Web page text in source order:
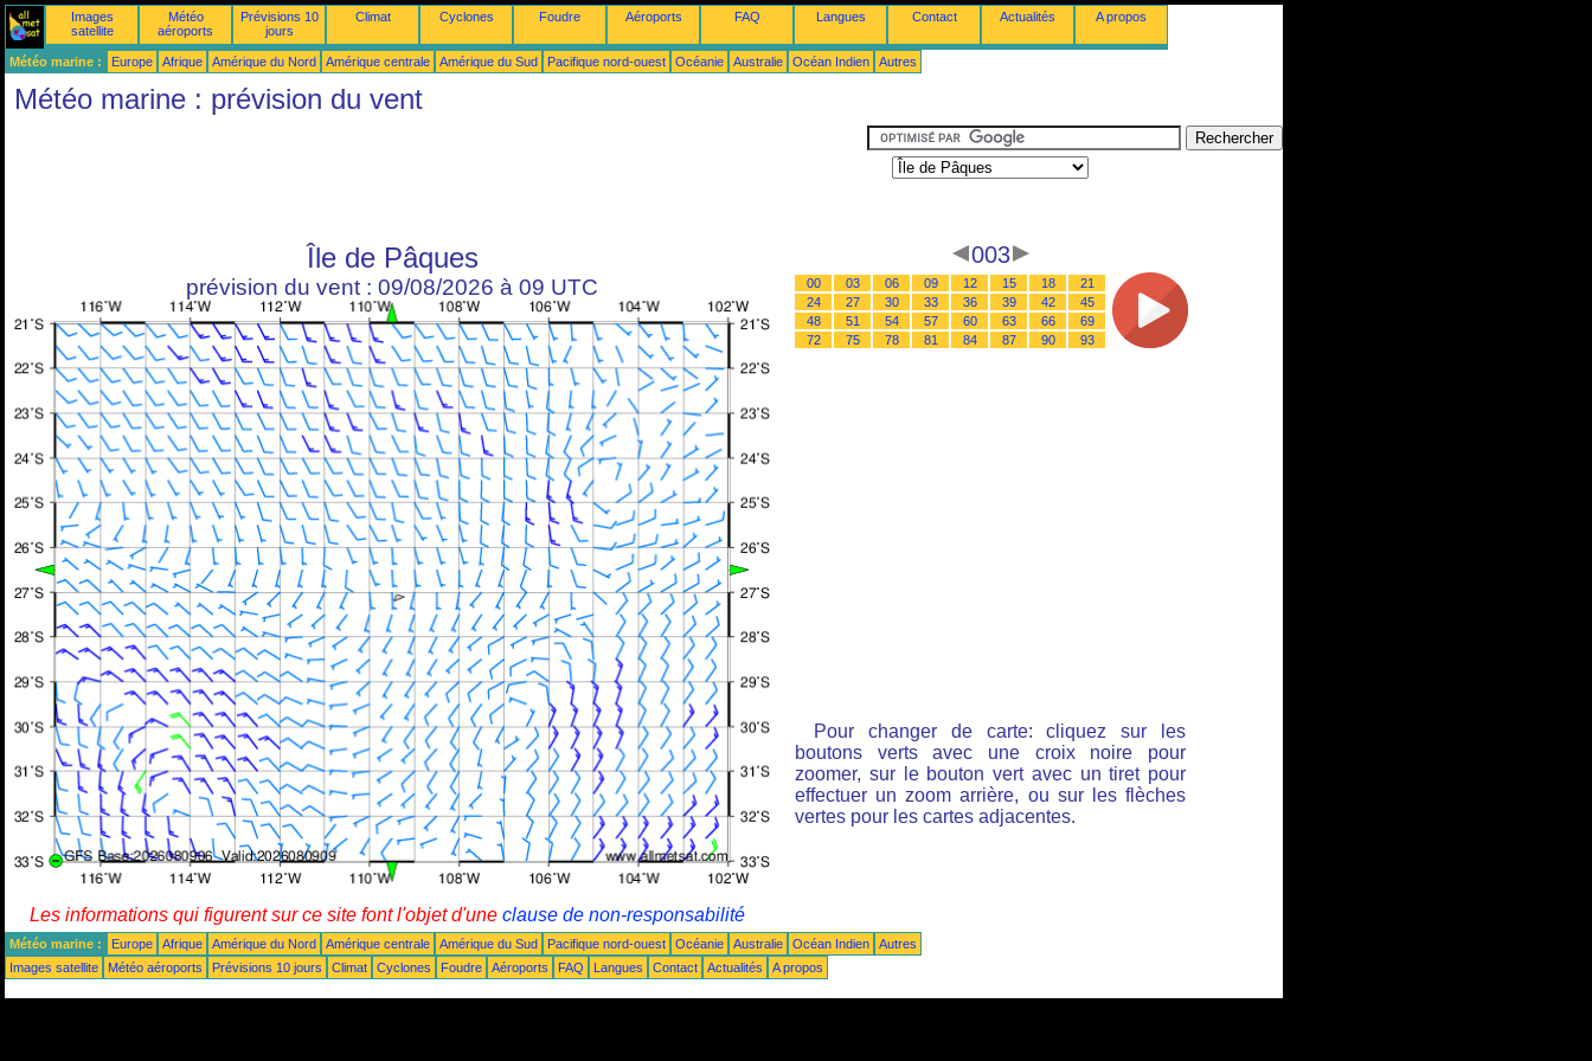
Images
satellite
Météo
aéroports
Prévisions 10
jours
Climat Cyclones Foudre Aéroports FAQ Langues Contact Actualités A propos
Météo marine : Europe Afrique Amérique du Nord Amérique centrale Amérique du Sud Pacifique nord-ouest Océanie Australie Océan Indien Autres
Météo marine : prévision du vent
Île de Pâques
prévision du vent : 09/08/2026 à 09 UTC
003
00 03 06 09 12 15 18
21
24
27 30 33 36 39 42
45
48
51 54 57 60 63 66
69
72
75 78 81 84 87 90 93
Pour changer de carte: cliquez sur les
boutons verts avec une croix noire pour
zoomer, sur le bouton vert avec un tiret pour
effectuer un zoom arrière, ou sur les flèches
vertes pour les cartes adjacentes.
Les informations qui figurent sur ce site font l'objet d'une clause de non-responsabilité
Météo marine : Europe Afrique Amérique du Nord Amérique centrale Amérique du Sud Pacifique nord-ouest Océanie Australie Océan Indien
Autres
Images satellite
Météo aéroports Prévisions 10 jours Climat Cyclones Foudre Aéroports FAQ Langues Contact Actualités A propos